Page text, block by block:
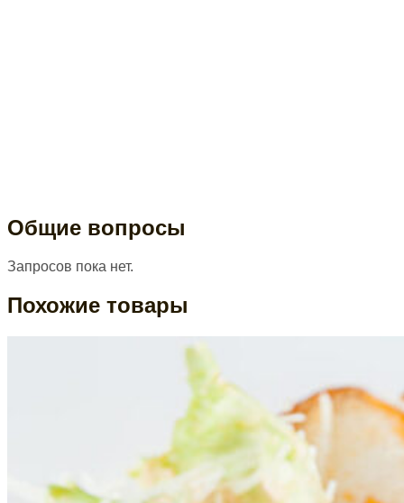
Общие вопросы
Запросов пока нет.
Похожие товары